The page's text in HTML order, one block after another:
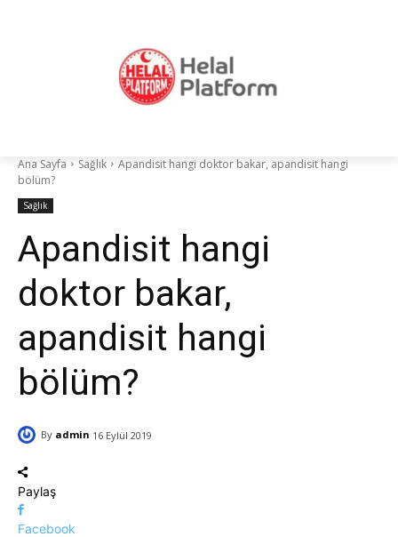
Ana Sayfa Sağlık
Apandisit hangi doktor bakar, apandisit hangi
bölüm?
Sağlık
Apandisit hangi
doktor bakar,
apandisit hangi
bölüm?
By admin 16 Eylül 2019
Paylaş
Facebook